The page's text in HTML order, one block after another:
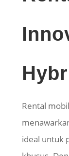
Rental
ideal untuk